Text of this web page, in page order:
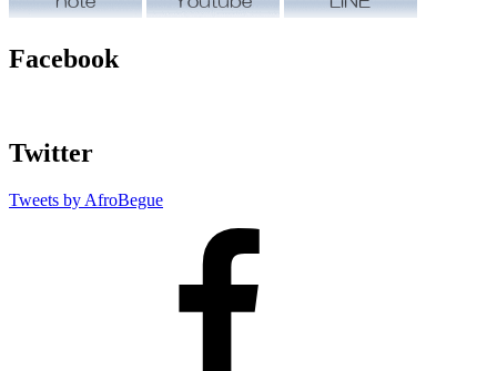
Facebook
Twitter
Tweets by AfroBegue